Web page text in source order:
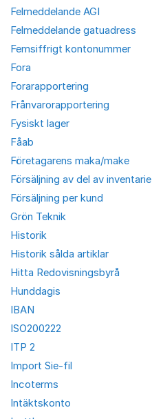
Felmeddelande AGI
Felmeddelande gatuadress
Femsiffrigt kontonummer
Fora
Forarapportering
Frånvarorapportering
Fysiskt lager
Fåab
Företagarens maka/make
Försäljning av del av inventarie
Försäljning per kund
Grön Teknik
Historik
Historik sålda artiklar
Hitta Redovisningsbyrå
Hunddagis
IBAN
ISO200222
ITP 2
Import Sie-fil
Incoterms
Intäktskonto